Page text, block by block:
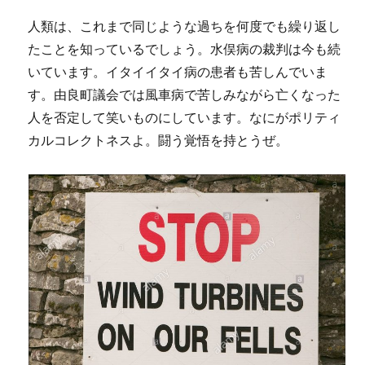
人類は、これまで同じような過ちを何度でも繰り返し
たことを知っているでしょう。水俣病の裁判は今も続
いています。イタイイタイ病の患者も苦しんでいま
す。由良町議会では風車病で苦しみながら亡くなった
人を否定して笑いものにしています。なにがポリティ
カルコレクトネスよ。闘う覚悟を持とうぜ。